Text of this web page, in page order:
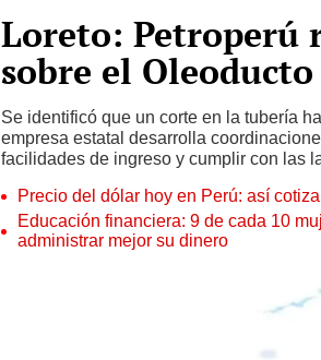
Loreto: Petroperú
sobre el
Se identificó que un corte en la tubería
empresa estatal desarrolla
facilidades de ingreso y cumplir con las
Precio del dólar hoy en Perú: así
Educación financiera: 9 de cada 10
administrar mejor su dinero